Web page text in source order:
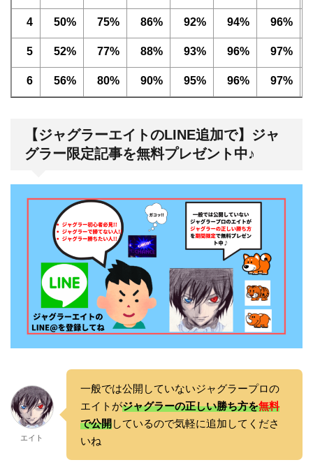
4 50% 75% 86% 92% 94% 96%
5 52% 77% 88% 93% 96% 97%
6 56% 80% 90% 95% 96% 97%
【ジャグラーエイトのLINE追加で】ジャ
グラー限定記事を無料プレゼント中♪
エイト
一般では公開していないジャグラープロの
エイトがジャグラーの正しい勝ち方を無料
で公開しているので気軽に追加してくださ
いね